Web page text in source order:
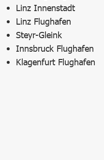
Linz Innenstadt
Linz Flughafen
Steyr-Gleink
Innsbruck Flughafen
Klagenfurt Flughafen